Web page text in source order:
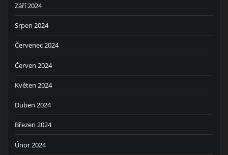
Září 2024
Srpen 2024
Červenec 2024
Červen 2024
Květen 2024
Duben 2024
Březen 2024
Únor 2024